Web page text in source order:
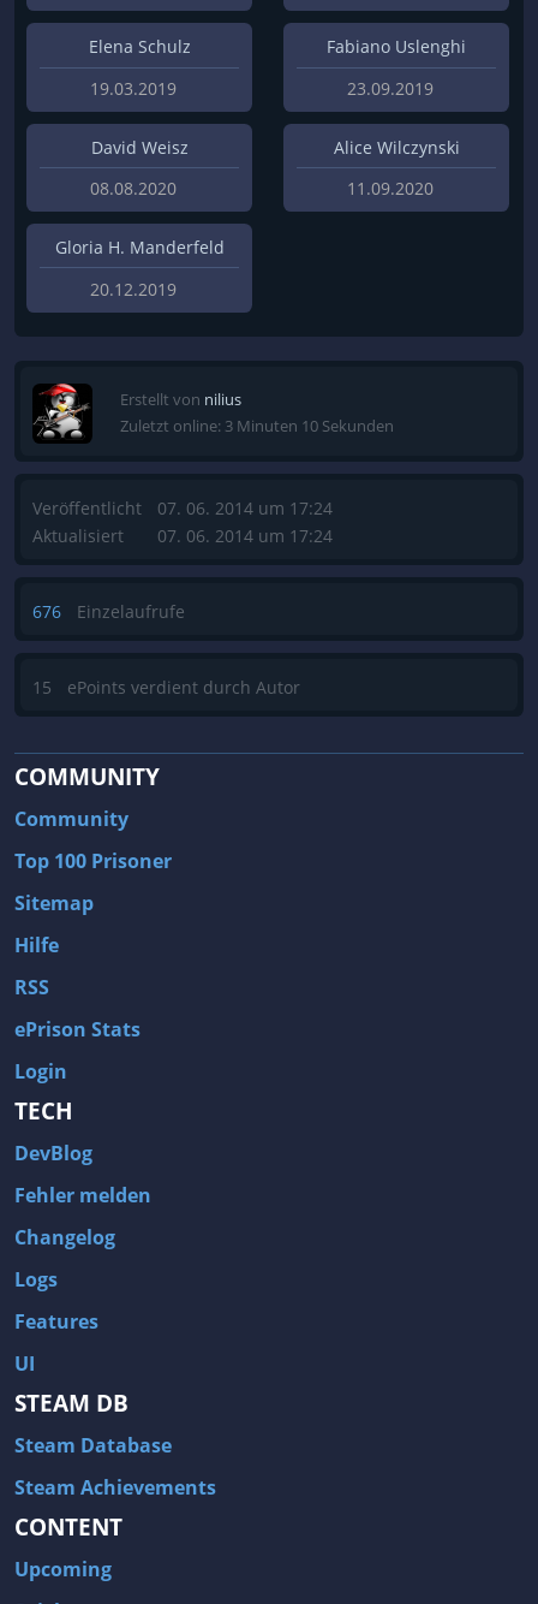
Elena Schulz
19.03.2019
Fabiano Uslenghi
23.09.2019
David Weisz
08.08.2020
Alice Wilczynski
11.09.2020
Gloria H. Manderfeld
20.12.2019
Erstellt von nilius
Zuletzt online: 3 Minuten 10 Sekunden
Veröffentlicht
Aktualisiert
07. 06. 2014 um 17:24
07. 06. 2014 um 17:24
676 Einzelaufrufe
15 ePoints verdient durch Autor
COMMUNITY
Community
Top 100 Prisoner
Sitemap
Hilfe
RSS
ePrison Stats
Login
TECH
DevBlog
Fehler melden
Changelog
Logs
Features
UI
STEAM DB
Steam Database
Steam Achievements
CONTENT
Upcoming